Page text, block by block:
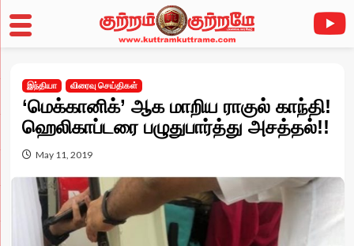
to
content
இந்தியா விரைவு செய்திகள்
‘மெக்கானிக்’ ஆக மாறிய ராகுல் காந்தி!
ஹெலிகாப்டரை பழுதுபார்த்து அசத்தல்!!
May 11, 2019